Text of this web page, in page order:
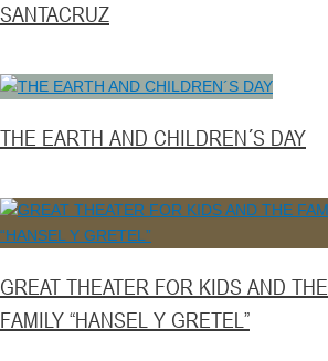
SANTACRUZ
THE EARTH AND CHILDREN´S DAY
GREAT THEATER FOR KIDS AND THE
FAMILY “HANSEL Y GRETEL”